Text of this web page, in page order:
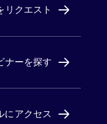
リクエスト
ナーを探す
にアクセス